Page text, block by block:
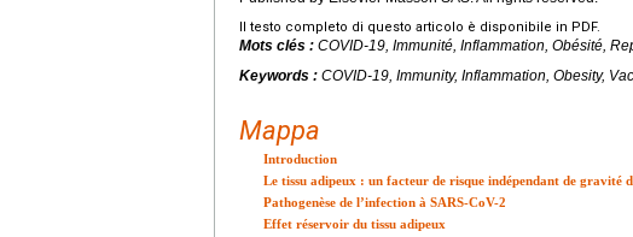
Il testo completo di questo articolo è disponibile in PDF.
Mots clés : COVID-19, Immunité, Inflammation, Obésité,
Keywords : COVID-19, Immunity, Inflammation, Obesity,
Mappa
Introduction
Le tissu adipeux : un facteur de risque indépendant de gravité
Pathogenèse de l’infection à SARS-CoV-2
Effet réservoir du tissu adipeux